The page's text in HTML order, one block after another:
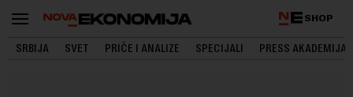
SHOP
SRBIJA SVET PRIČE I ANALIZE SPECIJALI PRESS AKADEMIJA